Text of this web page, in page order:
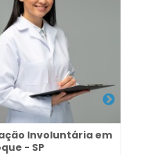
Involuntária em
- SP